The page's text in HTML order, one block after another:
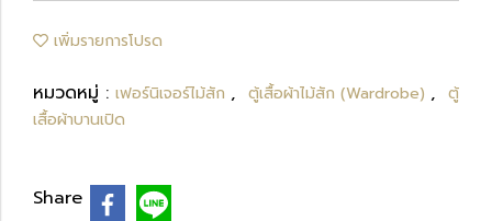
เพิ่มรายการโปรด
หมวดหมู่ : เฟอร์นิเจอร์ไม้สัก , ตู้เสื้อผ้าไม้สัก (Wardrobe) , ตู้
เสื้อผ้าบานเปิด
Share